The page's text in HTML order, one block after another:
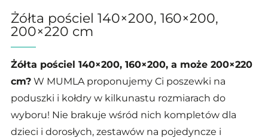
Żółta pościel 140×200, 160×200,
200×220 cm
Żółta pościel 140×200, 160×200, a może 200×220
cm? W MUMLA proponujemy Ci poszewki na
poduszki i kołdry w kilkunastu rozmiarach do
wyboru! Nie brakuje wśród nich kompletów dla
dzieci i dorosłych, zestawów na pojedyncze i